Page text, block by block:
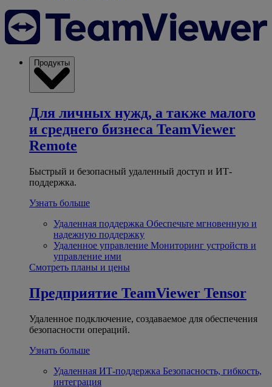
Продукты
Для личных нужд, а также малого
и среднего бизнеса TeamViewer
Remote
Быстрый и безопасный удаленный доступ и ИТ-
поддержка.
Узнать больше
Удаленная поддержка Обеспечьте мгновенную и
надежную поддержку
Удаленное управление Мониторинг устройств и
управление ими
Смотреть планы и цены
Предприятие TeamViewer Tensor
Удаленное подключение, создаваемое для обеспечения
безопасности операций.
Узнать больше
Удаленная ИТ-поддержка Безопасность, гибкость,
интеграция